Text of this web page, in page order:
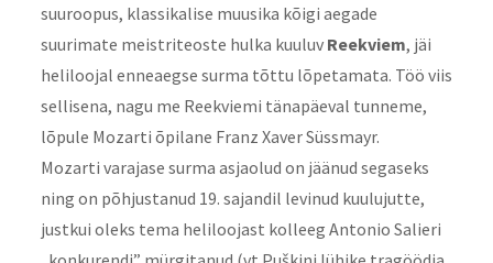
suuroopus, klassikalise muusika kõigi aegade
suurimate meistriteoste hulka kuuluvReekviem, jäi
heliloojal enneaegse surma tõttu lõpetamata. Töö viis
sellisena, nagu me Reekviemi tänapäeval tunneme,
lõpule Mozarti õpilane Franz Xaver Süssmayr.
Mozarti varajase surma asjaolud on jäänud segaseks
ning on põhjustanud 19. sajandil levinud kuulujutte,
justkui oleks tema heliloojast kolleeg Antonio Salieri